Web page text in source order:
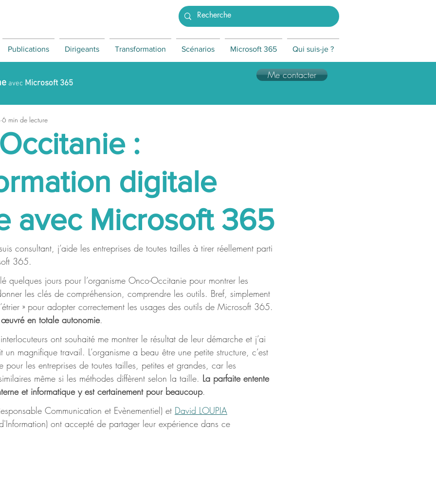
Publications Dirigeants Transformation Scénarios Microsoft 365 Qui suis-je ?
avec Microsoft 365
Me contacter
:
digitale
avec Microsoft 365
6 min de lecture
consultant, j’aide les entreprises de toutes tailles à tirer réellement parti
365.
quelques jours pour l’organisme Onco-Occitanie pour montrer les
les clés de compréhension, comprendre les outils. Bref, simplement
» pour adopter correctement les usages des outils de Microsoft 365.
en totale autonomie.
ont souhaité me montrer le résultat de leur démarche et j’ai
un magnifique travail. L’organisme a beau être une petite structure, c’est
pour les entreprises de toutes tailles, petites et grandes, car les
même si les méthodes diffèrent selon la taille. La parfaite entente
et informatique y est certainement pour beaucoup.
Communication et Evènementiel) et David LOUPIA
ont accepté de partager leur expérience dans ce